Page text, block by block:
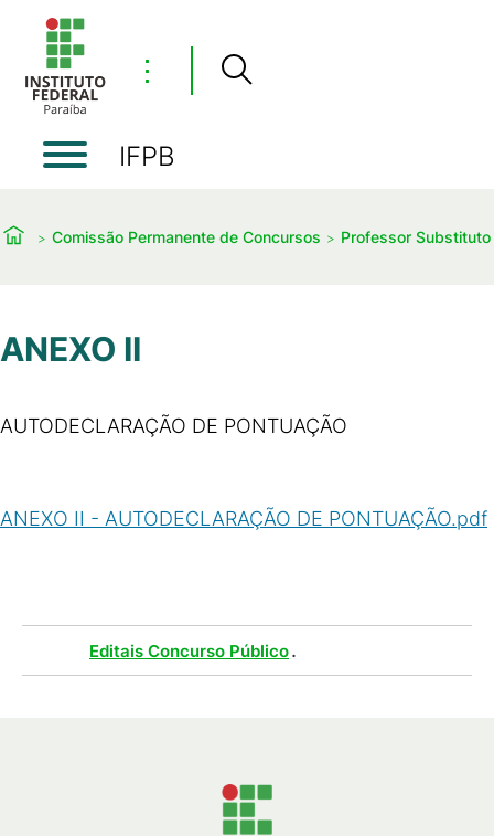
⋮
IFPB
Comissão Permanente de Concursos Professor Substituto
ANEXO II
AUTODECLARAÇÃO DE PONTUAÇÃO
ANEXO II - AUTODECLARAÇÃO DE PONTUAÇÃO.pdf
Editais Concurso Público.